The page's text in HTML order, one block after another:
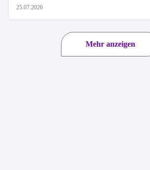
25.07.2026
Mehr anzeigen